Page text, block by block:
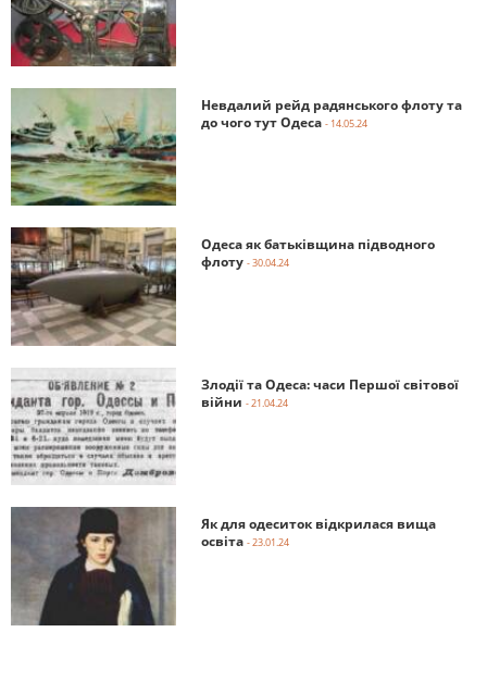
Невдалий рейд радянського флоту та
до чого тут Одеса - 14.05.24
Одеса як батьківщина підводного
флоту - 30.04.24
Злодії та Одеса: часи Першої світової
війни - 21.04.24
Як для одеситок відкрилася вища
освіта - 23.01.24